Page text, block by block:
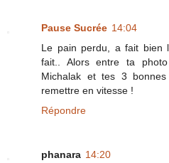
Pause Sucrée 14:04
Le pain perdu, a fait bien
fait.. Alors entre ta
Michalak et tes 3
remettre en vitesse !
Répondre
phanara 14:20